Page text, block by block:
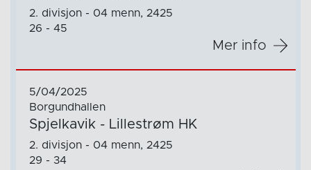
2. divisjon - 04 menn, 2425
26 - 45
Mer info
5/04/2025
Borgundhallen
Spjelkavik - Lillestrøm HK
2. divisjon - 04 menn, 2425
29 - 34